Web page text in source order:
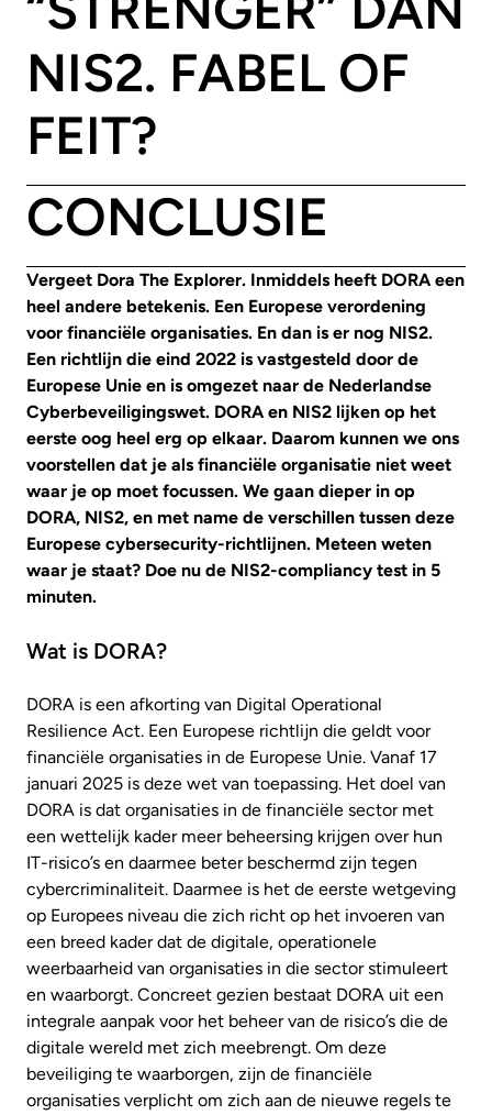
NIS2. FABEL OF
FEIT?
CONCLUSIE
Vergeet Dora The Explorer. Inmiddels heeft DORA een
heel andere betekenis. Een Europese verordening
voor financiële organisaties. En dan is er nog NIS2.
Een richtlijn die eind 2022 is vastgesteld door de
Europese Unie en is omgezet naar de Nederlandse
Cyberbeveiligingswet. DORA en NIS2 lijken op het
eerste oog heel erg op elkaar. Daarom kunnen we ons
voorstellen dat je als financiële organisatie niet weet
waar je op moet focussen. We gaan dieper in op
DORA, NIS2, en met name de verschillen tussen deze
Europese cybersecurity-richtlijnen. Meteen weten
waar je staat? Doe nu de NIS2-compliancy test in 5
minuten.
Wat is DORA?
DORA is een afkorting van Digital Operational
Resilience Act. Een Europese richtlijn die geldt voor
financiële organisaties in de Europese Unie. Vanaf 17
januari 2025 is deze wet van toepassing. Het doel van
DORA is dat organisaties in de financiële sector met
een wettelijk kader meer beheersing krijgen over hun
IT-risico’s en daarmee beter beschermd zijn tegen
cybercriminaliteit. Daarmee is het de eerste wetgeving
op Europees niveau die zich richt op het invoeren van
een breed kader dat de digitale, operationele
weerbaarheid van organisaties in die sector stimuleert
en waarborgt. Concreet gezien bestaat DORA uit een
integrale aanpak voor het beheer van de risico’s die de
digitale wereld met zich meebrengt. Om deze
beveiliging te waarborgen, zijn de financiële
organisaties verplicht om zich aan de nieuwe regels te